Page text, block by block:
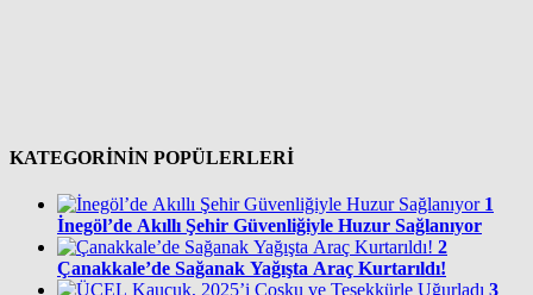
KATEGORİNİN POPÜLERLERİ
1
İnegöl’de Akıllı Şehir Güvenliğiyle Huzur Sağlanıyor
2
Çanakkale’de Sağanak Yağışta Araç Kurtarıldı!
3